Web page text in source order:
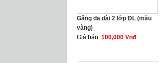
Găng da dài 2 lớp ĐL (màu
vàng)
Giá bán: 100,000 Vnđ